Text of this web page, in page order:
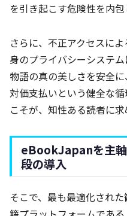
を引き起こす危険性を内包
さらに、不正アクセスに
身のプライバシーシステム
物語の真の美しさを安全
対価支払いという健全な
こそが、知性ある読者に求
eBookJapanを主
段の導入
そこで、最も最適化され